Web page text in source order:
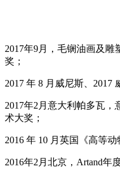
2017年9月，毛锎油画及
奖；
2017 年 8 月威尼斯、2017
2017年2月意大利帕多瓦
术大奖；
2016 年 10 月英国《高等
2016年2月北京，Artand年